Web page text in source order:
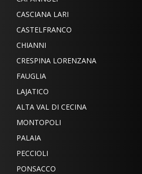
CASCIANA LARI
CASTELFRANCO
CHIANNI
CRESPINA LORENZANA
FAUGLIA
LAJATICO
ALTA VAL DI CECINA
MONTOPOLI
PALAIA
PECCIOLI
PONSACCO